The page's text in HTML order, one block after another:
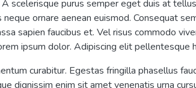
scelerisque purus semper eget duis at
ornare aenean euismod. Consequat
sapien faucibus et. Vel risus commodo
ipsum dolor. Adipiscing elit pellentesque
curabitur. Egestas fringilla phasellus
dignissim enim sit amet venenatis urna